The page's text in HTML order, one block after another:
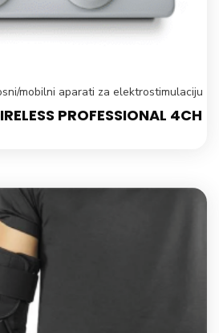
mobilni aparati za elektrostimulaciju
PROFESSIONAL 4CH